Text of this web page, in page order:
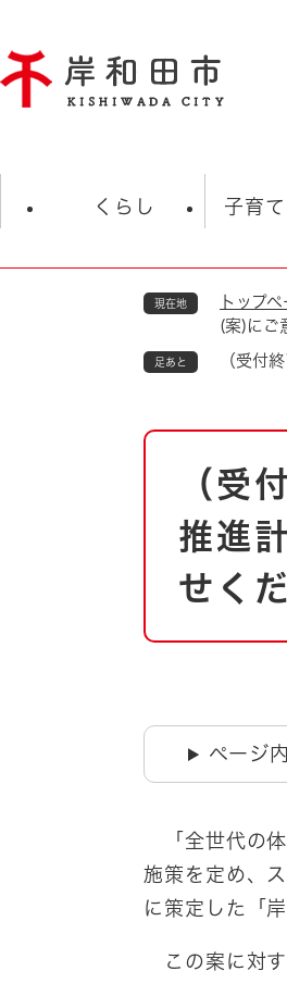
ジ
の
くらし
自然・環境・公園
男女共同参画
子育
学
現在地 トップ
(案)にご
足あと （受付
本
（受
推進
せく
ページ
「全世代の体
施策を定め、
に策定した「
この案に対す